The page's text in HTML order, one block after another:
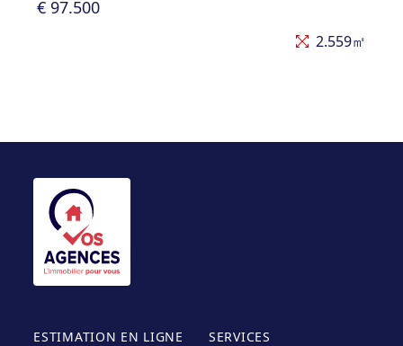
€ 97.500
2.559㎡
ESTIMATION EN LIGNE SERVICES